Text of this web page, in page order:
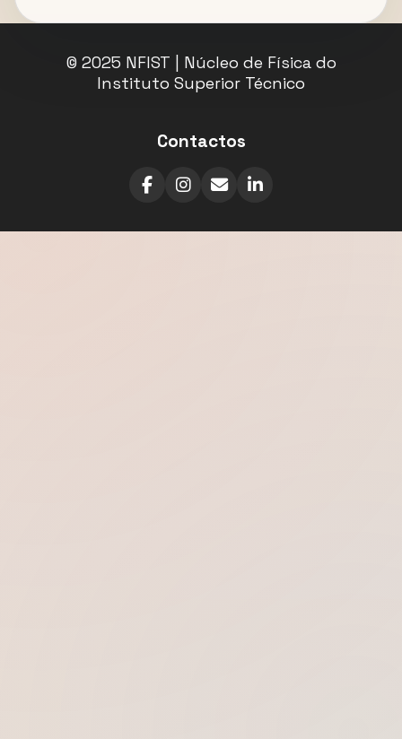
© 2025 NFIST | Núcleo de Física do
Instituto Superior Técnico
Contactos